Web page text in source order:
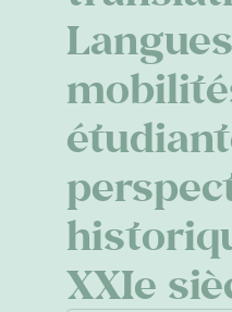
XXIe